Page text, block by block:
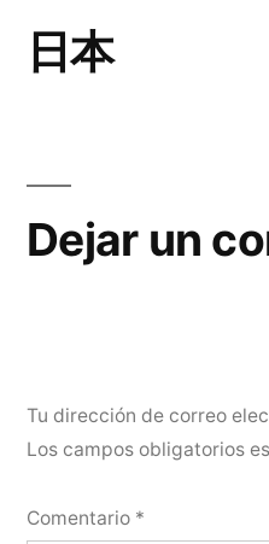
日本
Dejar un
Tu dirección de correo
Los campos obligatorios
Comentario *